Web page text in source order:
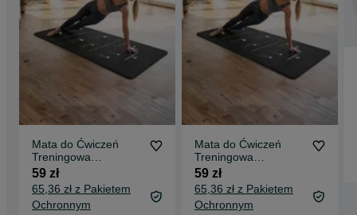
Mata do Ćwiczeń
Treningowa
Dwustronna
Antypoślizgowa
Fitness Joga Pilates
Gimnastyczna
59 zł
65,36 zł z Pakietem
Ochronnym
Mata do Ćwiczeń
Treningowa
Dwustronna
Antypoślizgowa
Fitness Joga Pilates
Gimnastyczna
59 zł
65,36 zł z Pakietem
Ochronnym